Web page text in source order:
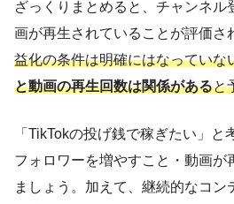
ざっくりまとめると、チャンネル
画が再生されていることが評価さ
益化の条件は明確にはなっていな
と動画の再生回数は関係があると
「TikTokの投げ銭で稼ぎたい」
フォロワーを増やすこと・動画が
ましょう。加えて、継続的なコン